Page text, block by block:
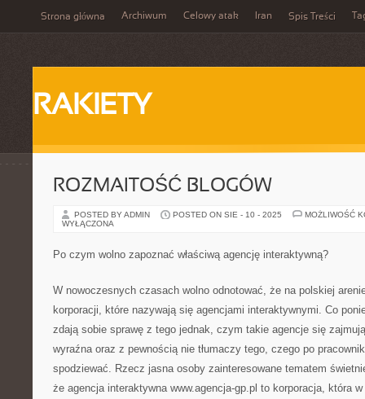
Strona główna Archiwum Celowy atak Iran Spis Treści
RAKIETY
ROZMAITOŚĆ BLOGÓW
POSTED BY ADMIN POSTED ON SIE - 10 - 2025
MOŻLIWOŚĆ
WYŁĄCZONA
Po czym wolno zapoznać właściwą agencję interaktywną?
W nowoczesnych czasach wolno odnotować, że na polskiej
korporacji, które nazywają się agencjami interaktywnymi. Co
zdają sobie sprawę z tego jednak, czym takie agencje się
wyraźna oraz z pewnością nie tłumaczy tego, czego po
spodziewać. Rzecz jasna osoby zainteresowane tematem
że agencja interaktywna www.agencja-gp.pl to korporacja, która